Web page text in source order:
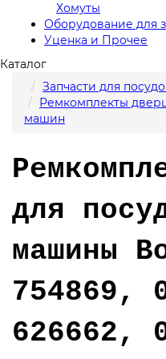
Хомуты
Оборудование для
Уценка и Прочее
Каталог
Запчасти для
Ремкомплекты
машин
для
машины
754869,
626662,